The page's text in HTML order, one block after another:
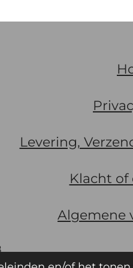
Levering,
Klacht
Algemene